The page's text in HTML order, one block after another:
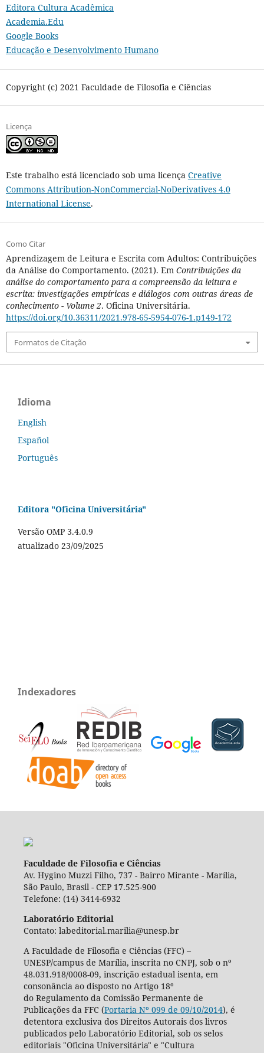
Editora Cultura Acadêmica
Academia.Edu
Google Books
Educação e Desenvolvimento Humano
Copyright (c) 2021 Faculdade de Filosofia e Ciências
Licença
Este trabalho está licenciado sob uma licença Creative
Commons Attribution-NonCommercial-NoDerivatives 4.0
International License.
Como Citar
Aprendizagem de Leitura e Escrita com Adultos: Contribuições
da Análise do Comportamento. (2021). Em Contribuições da
análise do comportamento para a compreensão da leitura e
escrita: investigações empíricas e diálogos com outras áreas de
conhecimento - Volume 2. Oficina Universitária.
https://doi.org/10.36311/2021.978-65-5954-076-1.p149-172
Formatos de Citação
Idioma
English
Español
Português
Editora "Oficina Universitária"
Versão OMP 3.4.0.9
atualizado 23/09/2025
Indexadores
Faculdade de Filosofia e Ciências
Av. Hygino Muzzi Filho, 737 - Bairro Mirante - Marília,
São Paulo, Brasil - CEP 17.525-900
Telefone: (14) 3414-6932
Laboratório Editorial
Contato: labeditorial.marilia@unesp.br
A Faculdade de Filosofia e Ciências (FFC) –
UNESP/campus de Marília, inscrita no CNPJ, sob o nº
48.031.918/0008-09, inscrição estadual isenta, em
consonância ao disposto no Artigo 18º
do Regulamento da Comissão Permanente de
Publicações da FFC (Portaria Nº 099 de 09/10/2014), é
detentora exclusiva dos Direitos Autorais dos livros
publicados pelo Laboratório Editorial, sob os selos
editoriais "Oficina Universitária" e "Cultura